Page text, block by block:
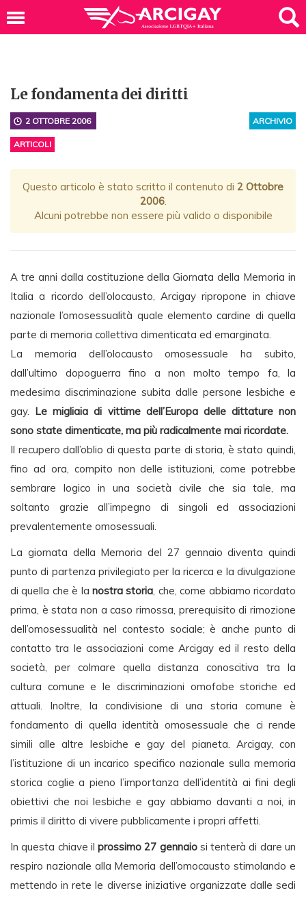
Le fondamenta dei diritti
ARCHIVIO
2 OTTOBRE 2006
ARTICOLI
Questo articolo è stato scritto il contenuto di 2 Ottobre
2006.
Alcuni potrebbe non essere più valido o disponibile
A tre anni dalla costituzione della Giornata della Memoria in
Italia a ricordo dell’olocausto, Arcigay ripropone in chiave
nazionale l’omosessualità quale elemento cardine di quella
parte di memoria collettiva dimenticata ed emarginata.
La memoria dell’olocausto omosessuale ha subito,
dall’ultimo dopoguerra fino a non molto tempo fa, la
medesima discriminazione subita dalle persone lesbiche e
gay. Le migliaia di vittime dell’Europa delle dittature non
sono state dimenticate, ma più radicalmente mai ricordate.
Il recupero dall’oblio di questa parte di storia, è stato quindi,
fino ad ora, compito non delle istituzioni, come potrebbe
sembrare logico in una società civile che sia tale, ma
soltanto grazie all’impegno di singoli ed associazioni
prevalentemente omosessuali.
La giornata della Memoria del 27 gennaio diventa quindi
punto di partenza privilegiato per la ricerca e la divulgazione
di quella che è la nostra storia, che, come abbiamo ricordato
prima, è stata non a caso rimossa, prerequisito di rimozione
dell’omosessualità nel contesto sociale; è anche punto di
contatto tra le associazioni come Arcigay ed il resto della
società, per colmare quella distanza conoscitiva tra la
cultura comune e le discriminazioni omofobe storiche ed
attuali. Inoltre, la condivisione di una storia comune è
fondamento di quella identità omosessuale che ci rende
simili alle altre lesbiche e gay del pianeta. Arcigay, con
l’istituzione di un incarico specifico nazionale sulla memoria
storica coglie a pieno l’importanza dell’identità ai fini degli
obiettivi che noi lesbiche e gay abbiamo davanti a noi, in
primis il diritto di vivere pubblicamente i propri affetti.
In questa chiave ilprossimo 27 gennaiosi tenterà di dare un
respiro nazionale alla Memoria dell’omocausto stimolando e
mettendo in rete le diverse iniziative organizzate dalle sedi